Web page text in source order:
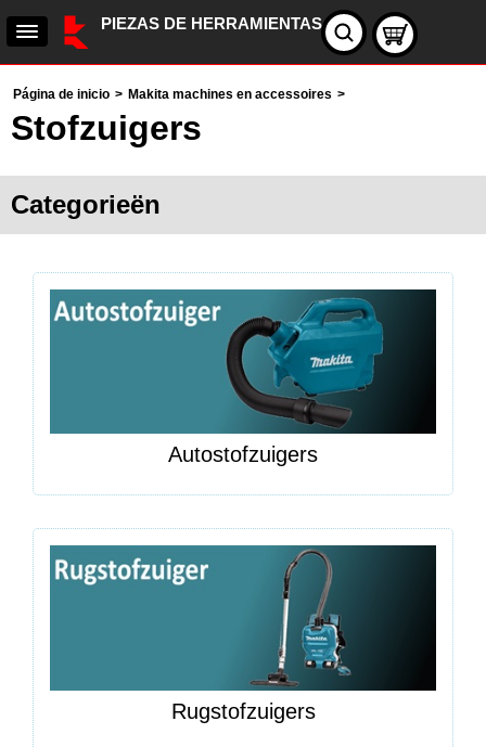
PIEZAS DE HERRAMIENTAS
Página de inicio > Makita machines en accessoires >
Stofzuigers
Categorieën
Autostofzuigers
Rugstofzuigers